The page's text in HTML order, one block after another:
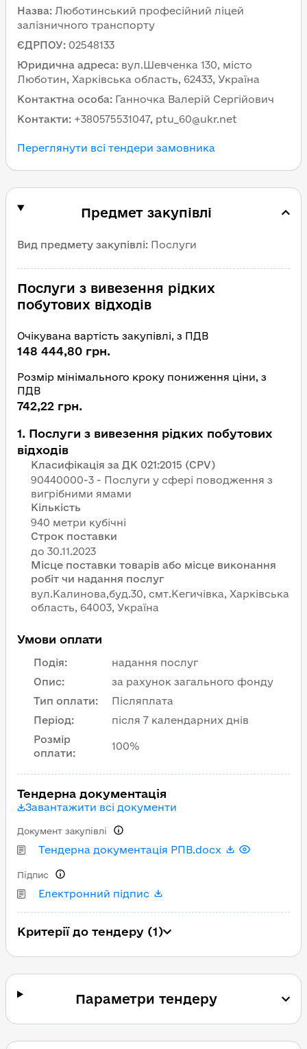
Назва: Люботинський професійний ліцей
залізничного транспорту
ЄДРПОУ: 02548133
Юридична адреса: вул.Шевченка 130, місто
Люботин, Харківська область, 62433, Україна
Контактна особа: Ганночка Валерій Сергійович
Контакти: +380575531047, ptu_60@ukr.net
Переглянути всі тендери замовника
Предмет закупівлі
Вид предмету закупівлі: Послуги
Послуги з вивезення рідких
побутових відходів
Очікувана вартість закупівлі, з ПДВ
148 444,80 грн.
Розмір мінімального кроку пониження ціни, з
ПДВ
742,22 грн.
1. Послуги з вивезення рідких побутових
відходів
Класифікація за ДК 021:2015 (CPV)
90440000-3 - Послуги у сфері поводження з
вигрібними ямами
Кількість
940 метри кубічні
Строк поставки
Місце поставки товарів або місце виконання
робіт чи надання послуг
вул.Калинова,буд.30, смт.Кегичівка, Харківська
область, 64003, Україна
Умови оплати
Подія:
надання послуг
Опис:
за рахунок загального фонду
Тип оплати:
Післяплата
Період:
після 7 календарних днів
Розмір
оплати:
100%
Тендерна документація
Завантажити всі документи
Тендерна документація РПВ.docx
Документ закупівлі
Електронний підпис
Підпис
Критерії до тендеру (1)
Параметри тендеру